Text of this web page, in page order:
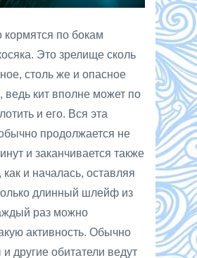
кормятся по бокам
Это зрелище сколь
столь же и опасное
ведь кит вполне может по
и его. Вся эта
продолжается не
и заканчивается также
и началась, оставляя
длинный шлейф из
раз можно
активность. Обычно
другие обитатели ведут